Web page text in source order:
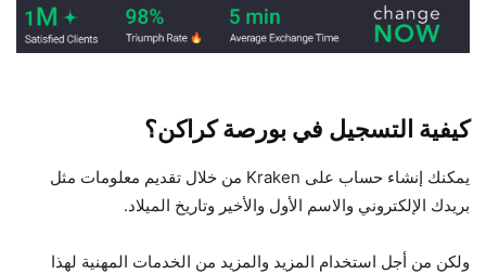
كيفية التسجيل في بورصة كراكن؟
يمكنك إنشاء حساب على Kraken من خلال تقديم معلومات مثل
بريدك الإلكتروني والاسم الأول والأخير وتاريخ الميلاد.
ولكن من أجل استخدام المزيد والمزيد من الخدمات المهنية لهذا